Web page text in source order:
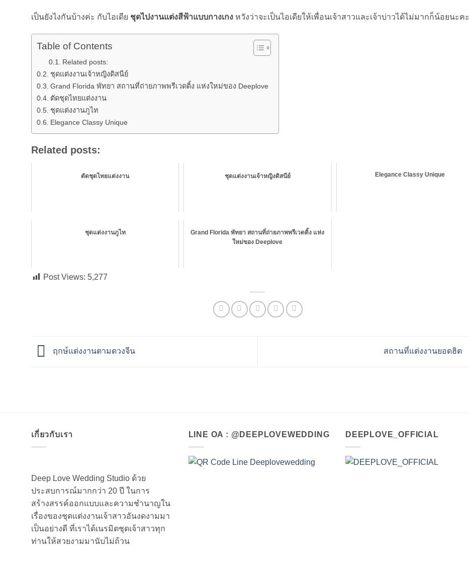
เป็นยังไงกันบ้างค่ะ กับไอเดีย ชุดไปงานแต่งสีฟ้าแบบกางเกง หวังว่าจะเป็นไอเดียให้เพื่อนเจ้าสาวและเจ้าบ่าวได้ไม่มากก็น้อยนะคะ
Table of Contents
Related posts:
ชุดแต่งงานเจ้าหญิงดิสนีย์
Grand Florida พัทยา สถานที่ถ่ายภาพพรีเวดดิ้ง แห่งใหม่ของ Deeplove
ตัดชุดไทยแต่งงาน
ชุดแต่งงานภูไท
Elegance Classy Unique
Related posts:
ตัดชุดไทยแต่งงาน ชุดแต่งงานเจ้าหญิงดิสนีย์ Elegance Classy Unique
ชุดแต่งงานภูไท
Grand Florida พัทยา สถานที่ถ่ายภาพพรีเวดดิ้ง แห่ง
ใหม่ของ Deeplove
Post Views: 5,277
ฤกษ์แต่งงานตามดวงจีน สถานที่แต่งงานยอดฮิต
เกี่ยวกับเรา
Deep Love Wedding Studio ด้วย
ประสบการณ์มากกว่า 20 ปี ในการ
สร้างสรรค์ออกแบบและความชำนาญใน
เรื่องของชุดแต่งงานเจ้าสาวอันงดงามมา
เป็นอย่างดี ที่เราได้เนรมิตชุดเจ้าสาวทุก
ท่านให้สวยงามมานับไม่ถ้วน
LINE OA : @DEEPLOVEWEDDING DEEPLOVE_OFFICIAL